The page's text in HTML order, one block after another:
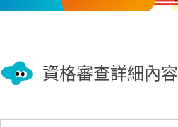
資格審查詳細內容